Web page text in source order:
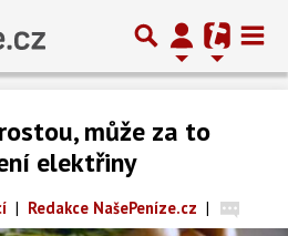
může za to
elektřiny
| Redakce NašePeníze.cz |